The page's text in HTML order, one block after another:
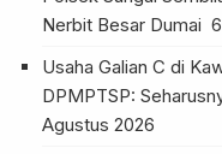
Nerbit Besar Dumai
Usaha Galian C di
DPMPTSP:
Agustus 2026